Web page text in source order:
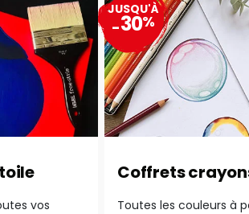
vos
Coffrets
Toutes les couleurs à
JUSQU'À
-30%